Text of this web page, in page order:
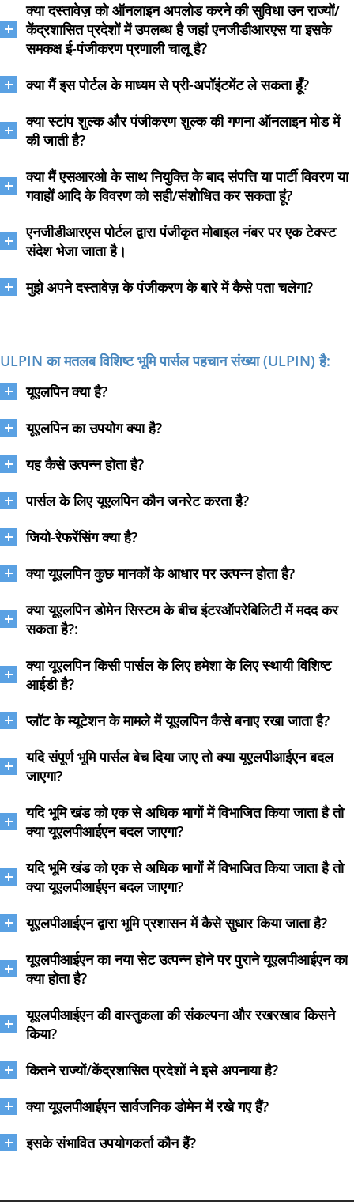
क्या दस्तावेज़ को ऑनलाइन अपलोड करने की सुविधा उन राज्यों/
केंद्रशासित प्रदेशों में उपलब्ध है जहां एनजीडीआरएस या इसके
समकक्ष ई-पंजीकरण प्रणाली चालू है?
क्या मैं इस पोर्टल के माध्यम से प्री-अपॉइंटमेंट ले सकता हूँ?
क्या स्टांप शुल्क और पंजीकरण शुल्क की गणना ऑनलाइन मोड में
की जाती है?
क्या मैं एसआरओ के साथ नियुक्ति के बाद संपत्ति या पार्टी विवरण या
गवाहों आदि के विवरण को सही/संशोधित कर सकता हूं?
एनजीडीआरएस पोर्टल द्वारा पंजीकृत मोबाइल नंबर पर एक टेक्स्ट
संदेश भेजा जाता है।
मुझे अपने दस्तावेज़ के पंजीकरण के बारे में कैसे पता चलेगा?
ULPIN का मतलब विशिष्ट भूमि पार्सल पहचान संख्या (ULPIN) है:
यूएलपिन क्या है?
यूएलपिन का उपयोग क्या है?
यह कैसे उत्पन्न होता है?
पार्सल के लिए यूएलपिन कौन जनरेट करता है?
जियो-रेफरेंसिंग क्या है?
क्या यूएलपिन कुछ मानकों के आधार पर उत्पन्न होता है?
क्या यूएलपिन डोमेन सिस्टम के बीच इंटरऑपरेबिलिटी में मदद कर
सकता है?:
क्या यूएलपिन किसी पार्सल के लिए हमेशा के लिए स्थायी विशिष्ट
आईडी है?
प्लॉट के म्यूटेशन के मामले में यूएलपिन कैसे बनाए रखा जाता है?
यदि संपूर्ण भूमि पार्सल बेच दिया जाए तो क्या यूएलपीआईएन बदल
जाएगा?
यदि भूमि खंड को एक से अधिक भागों में विभाजित किया जाता है तो
क्या यूएलपीआईएन बदल जाएगा?
यदि भूमि खंड को एक से अधिक भागों में विभाजित किया जाता है तो
क्या यूएलपीआईएन बदल जाएगा?
यूएलपीआईएन द्वारा भूमि प्रशासन में कैसे सुधार किया जाता है?
यूएलपीआईएन का नया सेट उत्पन्न होने पर पुराने यूएलपीआईएन का
क्या होता है?
यूएलपीआईएन की वास्तुकला की संकल्पना और रखरखाव किसने
किया?
कितने राज्यों/केंद्रशासित प्रदेशों ने इसे अपनाया है?
क्या यूएलपीआईएन सार्वजनिक डोमेन में रखे गए हैं?
इसके संभावित उपयोगकर्ता कौन हैं?